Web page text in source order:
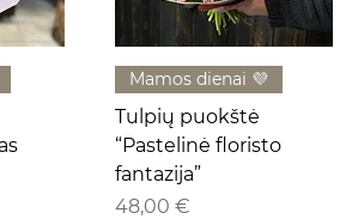
Mamos dienai 💜
Tulpių puokštė
“Pastelinė floristo
fantazija”
Kaina
48,00 €